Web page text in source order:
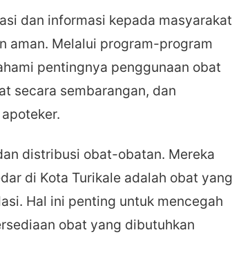
dan informasi kepada masyarakat
aman. Melalui program-program
pentingnya penggunaan obat
secara sembarangan, dan
distribusi obat-obatan. Mereka
di Kota Turikale adalah obat yang
Hal ini penting untuk mencegah
obat yang dibutuhkan